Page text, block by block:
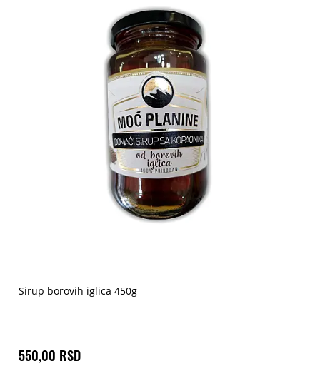
Sirup borovih iglica 450g
550,00 RSD